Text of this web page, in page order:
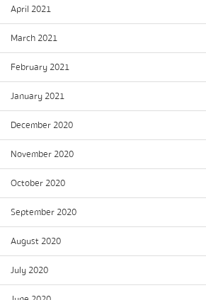
April 2021
March 2021
February 2021
January 2021
December 2020
November 2020
October 2020
September 2020
August 2020
July 2020